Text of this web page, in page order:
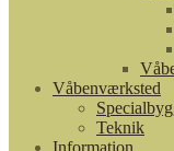
Våbenværksted
Teknik
Information